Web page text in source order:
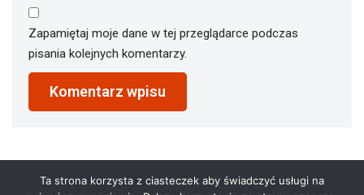
Zapamiętaj moje dane w tej przeglądarce podczas
pisania kolejnych komentarzy.
Ta strona korzysta z ciasteczek aby świadczyć usługi na